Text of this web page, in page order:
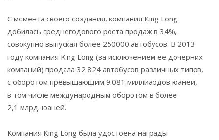
С момента своего создания, компания King Long
добилась среднегодового роста продаж в 34%,
совокупно выпуская более 250000 автобусов. В 2013
году компания King Long (за исключением ее дочерних
компаний) продала 32 824 автобусов различных типов,
с оборотом превышающим 9.081 миллиардов юаней,
в том числе международным оборотом в более
2,1 млрд. юаней.
Компания King Long была удостоена награды